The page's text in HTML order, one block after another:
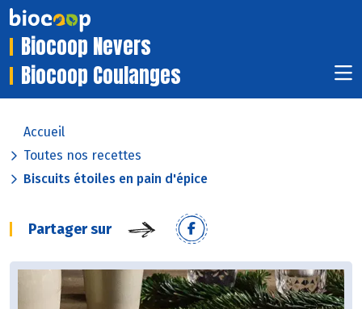
Biocoop Nevers
Biocoop Coulanges
Accueil
Toutes nos recettes
Biscuits étoiles en pain d'épice
Partager sur